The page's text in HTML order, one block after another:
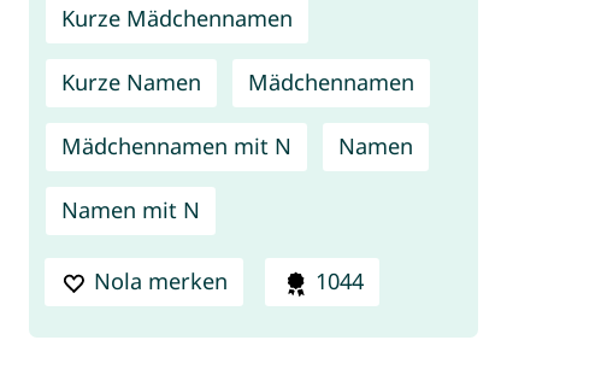
Kurze Mädchennamen
Kurze Namen Mädchennamen
Mädchennamen mit N Namen
Namen mit N
Nola merken 1044